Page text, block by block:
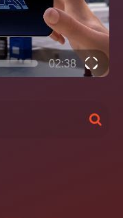
02:38
搜
索